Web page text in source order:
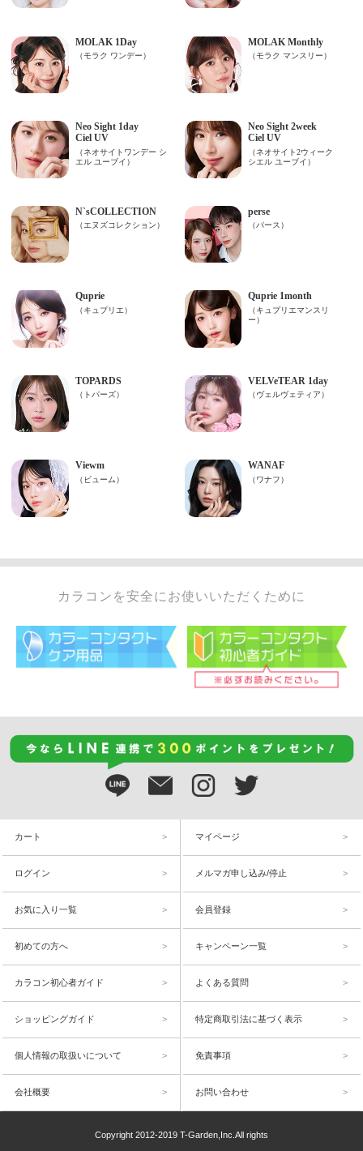
カラコンを安全にお使いいただくために
カート マイページ
ログイン メルマガ申し込み/停止
お気に入り一覧 会員登録
初めての方へ キャンペーン一覧
カラコン初心者ガイド よくある質問
ショッピングガイド 特定商取引法に基づく表示
個人情報の取扱いについて 免責事項
会社概要 お問い合わせ
Copyright 2012-2019 T-Garden,Inc.All rights